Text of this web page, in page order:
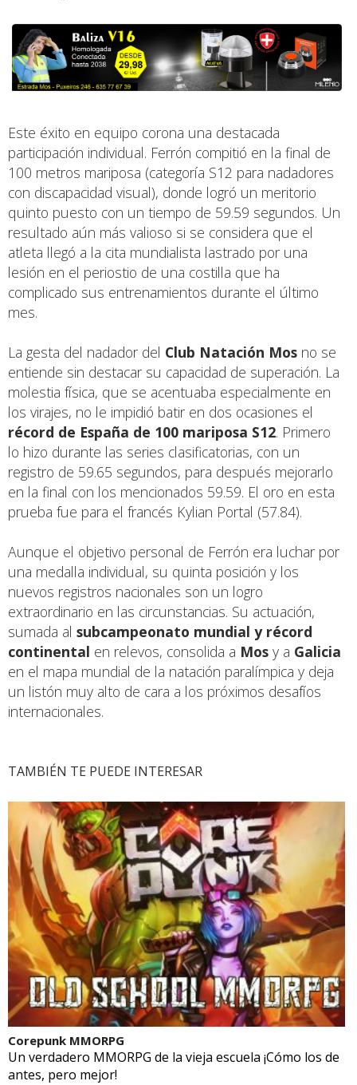
Este éxito en equipo corona una destacada
participación individual. Ferrón compitió en la final de
100 metros mariposa (categoría S12 para nadadores
con discapacidad visual), donde logró un meritorio
quinto puesto con un tiempo de 59.59 segundos. Un
resultado aún más valioso si se considera que el
atleta llegó a la cita mundialista lastrado por una
lesión en el periostio de una costilla que ha
complicado sus entrenamientos durante el último
mes.
La gesta del nadador del Club Natación Mos no se
entiende sin destacar su capacidad de superación. La
molestia física, que se acentuaba especialmente en
los virajes, no le impidió batir en dos ocasiones el
récord de España de 100 mariposa S12. Primero
lo hizo durante las series clasificatorias, con un
registro de 59.65 segundos, para después mejorarlo
en la final con los mencionados 59.59. El oro en esta
prueba fue para el francés Kylian Portal (57.84).
Aunque el objetivo personal de Ferrón era luchar por
una medalla individual, su quinta posición y los
nuevos registros nacionales son un logro
extraordinario en las circunstancias. Su actuación,
sumada al subcampeonato mundial y récord
continental en relevos, consolida a Mos y a Galicia
en el mapa mundial de la natación paralímpica y deja
un listón muy alto de cara a los próximos desafíos
internacionales.
TAMBIÉN TE PUEDE INTERESAR
Corepunk MMORPG
Un verdadero MMORPG de la vieja escuela ¡Cómo los de
antes, pero mejor!